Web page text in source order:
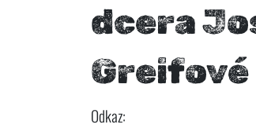
dcera
Greifové
Odkaz: